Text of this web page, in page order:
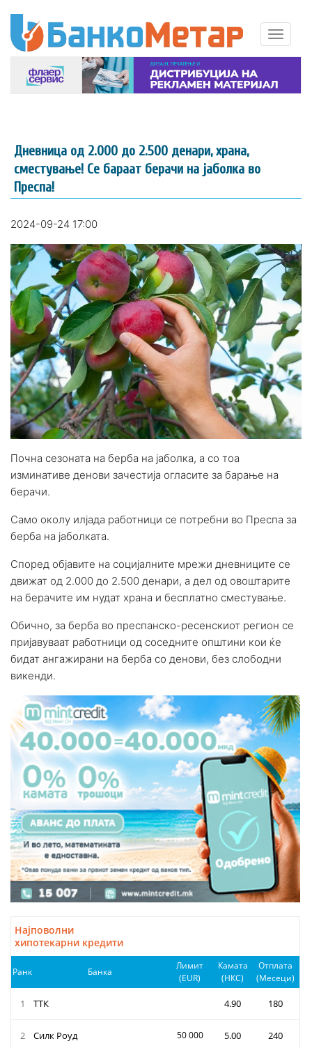
Дневница од 2.000 до 2.500 денари, храна,
сместување! Се бараат берачи на јаболка во
Преспа!
2024-09-24 17:00
Почна сезоната на берба на јаболка, а со тоа
изминативе денови зачестија огласите за барање на
берачи.
Само околу илјада работници се потребни во Преспа за
берба на јаболката.
Според објавите на социјалните мрежи дневниците се
движат од 2.000 до 2.500 денари, а дел од овоштарите
на берачите им нудат храна и бесплатно сместување.
Обично, за берба во преспанско-ресенскиот регион се
пријавуваат работници од соседните општини кои ќе
бидат ангажирани на берба со денови, без слободни
викенди.